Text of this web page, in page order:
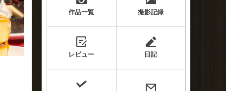
作品一覧 撮影記録
レビュー 日記